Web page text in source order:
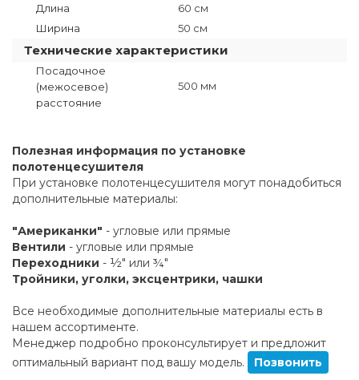
Длина
60 см
Ширина
50 см
Технические характеристики
Посадочное
(межосевое)
расстояние
500 мм
Полезная информация по установке
полотенцесушителя
При установке полотенцесушителя могут понадобиться
дополнительные материалы:
"Американки" - угловые или прямые
Вентили - угловые или прямые
Переходники - ½" или ¾"
Тройники, уголки, эксцентрики, чашки
Все необходимые дополнительные материалы есть в
нашем ассортименте.
Менеджер подробно проконсультирует и предложит
оптимальный вариант под вашу модель.
Позвонить